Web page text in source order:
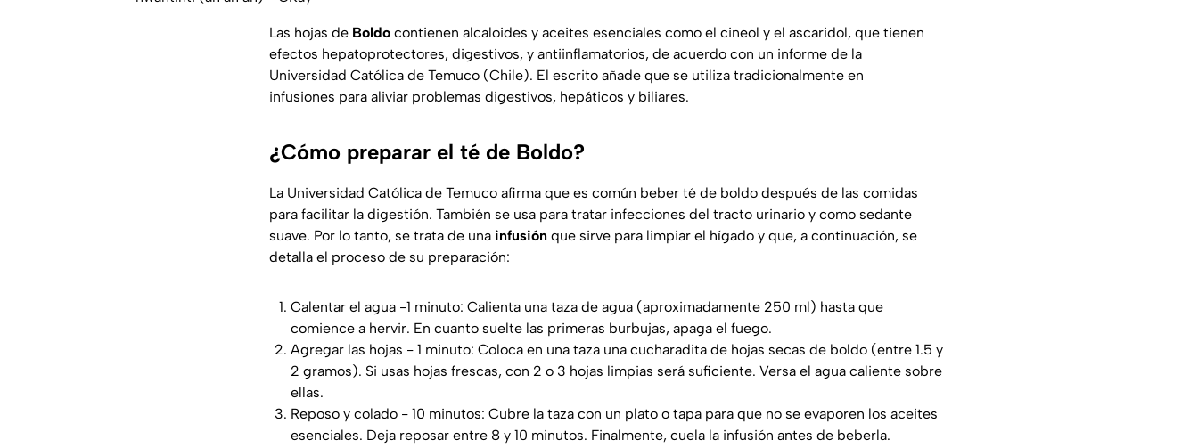
Las hojas de Boldo contienen alcaloides y aceites esenciales como el cineol y el ascaridol, que tienen
efectos hepatoprotectores, digestivos, y antiinflamatorios, de acuerdo con un informe de la
Universidad Católica de Temuco (Chile). El escrito añade que se utiliza tradicionalmente en
infusiones para aliviar problemas digestivos, hepáticos y biliares.
¿Cómo preparar el té de Boldo?
La Universidad Católica de Temuco afirma que es común beber té de boldo después de las comidas
para facilitar la digestión. También se usa para tratar infecciones del tracto urinario y como sedante
suave. Por lo tanto, se trata de una infusión que sirve para limpiar el hígado y que, a continuación, se
detalla el proceso de su preparación:
Calentar el agua -1 minuto: Calienta una taza de agua (aproximadamente 250 ml) hasta que
comience a hervir. En cuanto suelte las primeras burbujas, apaga el fuego.
Agregar las hojas - 1 minuto: Coloca en una taza una cucharadita de hojas secas de boldo (entre 1.5 y
2 gramos). Si usas hojas frescas, con 2 o 3 hojas limpias será suficiente. Versa el agua caliente sobre
ellas.
Reposo y colado - 10 minutos: Cubre la taza con un plato o tapa para que no se evaporen los aceites
esenciales. Deja reposar entre 8 y 10 minutos. Finalmente, cuela la infusión antes de beberla.